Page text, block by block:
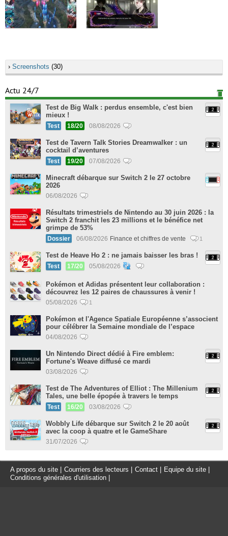
› Screenshots (30)
Actu 24/7
Test de Big Walk : perdus ensemble, c'est bien
mieux !
Test 18/20 08/08/2026
Test de Tavern Talk Stories Dreamwalker : un
cocktail d’aventures
Test 19/20 07/08/2026
Minecraft débarque sur Switch 2 le 27 octobre
2026
06/08/2026
Résultats trimestriels de Nintendo au 30 juin 2026 : la
Switch 2 franchit les 23 millions et le bénéfice net
grimpe de 53%
Dossier 06/08/2026 Finance et chiffres de vente 1
Test de Heave Ho 2 : ne jamais baisser les bras !
Test 17/20 05/08/2026
Pokémon et Adidas présentent leur collaboration :
découvrez les 12 paires de chaussures à venir !
05/08/2026 1
Pokémon et l'Agence Spatiale Européenne s’associent
pour célébrer la Semaine mondiale de l’espace
04/08/2026
Un Nintendo Direct dédié à Fire emblem:
Fortune's Weave diffusé ce mardi
03/08/2026
Test de The Adventures of Elliot : The Millenium
Tales, une belle épopée à travers le temps
Test 16/20 03/08/2026
Wobbly Life débarque sur Switch 2 le 20 août
avec la coop à quatre et le GameShare
31/07/2026
A propos du site Courriers des lecteurs Contact Equipe du site
Conditions générales d'utilisation